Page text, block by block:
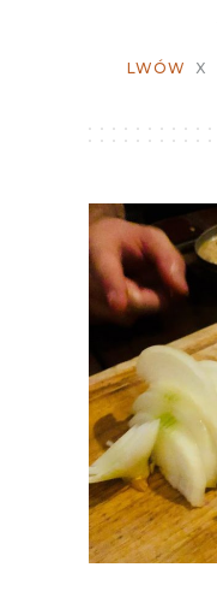
LWÓW X